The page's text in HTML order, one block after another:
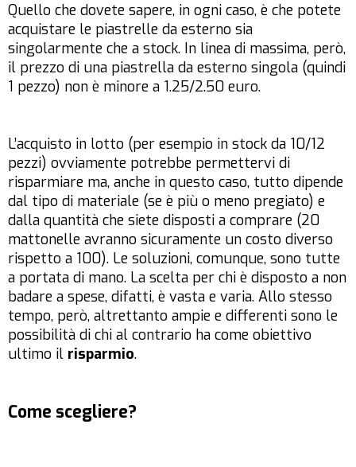
Quello che dovete sapere, in ogni caso, è che potete
acquistare le piastrelle da esterno sia
singolarmente che a stock. In linea di massima, però,
il prezzo di una piastrella da esterno singola (quindi
1 pezzo) non è minore a 1.25/2.50 euro.
L’acquisto in lotto (per esempio in stock da 10/12
pezzi) ovviamente potrebbe permettervi di
risparmiare ma, anche in questo caso, tutto dipende
dal tipo di materiale (se è più o meno pregiato) e
dalla quantità che siete disposti a comprare (20
mattonelle avranno sicuramente un costo diverso
rispetto a 100). Le soluzioni, comunque, sono tutte
a portata di mano. La scelta per chi è disposto a non
badare a spese, difatti, è vasta e varia. Allo stesso
tempo, però, altrettanto ampie e differenti sono le
possibilità di chi al contrario ha come obiettivo
ultimo il risparmio.
Come scegliere?